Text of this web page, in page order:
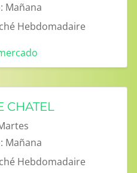
Mañana
Hebdomadaire
CHATEL
Mañana
Hebdomadaire